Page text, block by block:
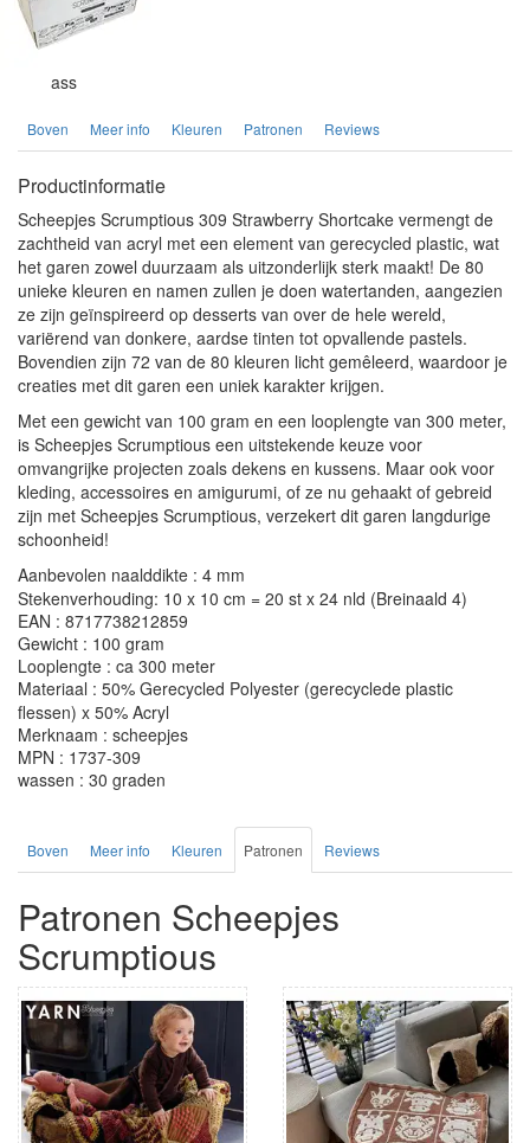
ass
Boven Meer info Kleuren Patronen Reviews
Productinformatie
Scheepjes Scrumptious 309 Strawberry Shortcake vermengt de
zachtheid van acryl met een element van gerecycled plastic, wat
het garen zowel duurzaam als uitzonderlijk sterk maakt! De 80
unieke kleuren en namen zullen je doen watertanden, aangezien
ze zijn geïnspireerd op desserts van over de hele wereld,
variërend van donkere, aardse tinten tot opvallende pastels.
Bovendien zijn 72 van de 80 kleuren licht gemêleerd, waardoor je
creaties met dit garen een uniek karakter krijgen.
Met een gewicht van 100 gram en een looplengte van 300 meter,
is Scheepjes Scrumptious een uitstekende keuze voor
omvangrijke projecten zoals dekens en kussens. Maar ook voor
kleding, accessoires en amigurumi, of ze nu gehaakt of gebreid
zijn met Scheepjes Scrumptious, verzekert dit garen langdurige
schoonheid!
Aanbevolen naalddikte : 4 mm
Stekenverhouding: 10 x 10 cm = 20 st x 24 nld (Breinaald 4)
EAN : 8717738212859
Gewicht : 100 gram
Looplengte : ca 300 meter
Materiaal : 50% Gerecycled Polyester (gerecyclede plastic
flessen) x 50% Acryl
Merknaam : scheepjes
MPN : 1737-309
wassen : 30 graden
Boven Meer info Kleuren Patronen Reviews
Patronen Scheepjes
Scrumptious